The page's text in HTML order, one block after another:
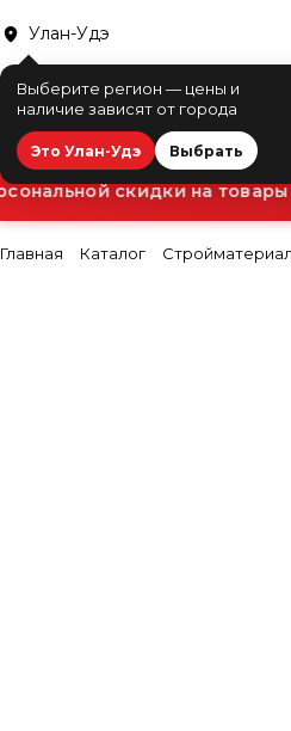
Улан-Удэ
Выберите регион — цены и
наличие зависят от города
Это Улан-Удэ Выбрать
скидки на товары
Главная Каталог